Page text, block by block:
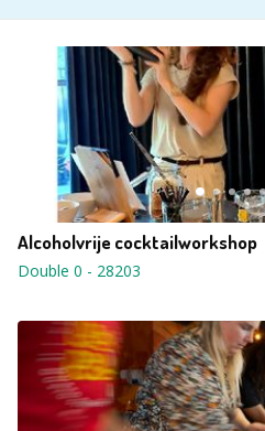
Alcoholvrije cocktailworkshop
Double 0 - 28203